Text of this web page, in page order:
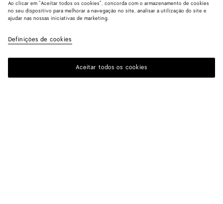
Ao clicar em "Aceitar todos os cookies", concorda com o armazenamento de cookies
no seu dispositivo para melhorar a navegação no site, analisar a utilização do site e
ajudar nas nossas iniciativas de marketing.
Definições de cookies
Aceitar todos os cookies